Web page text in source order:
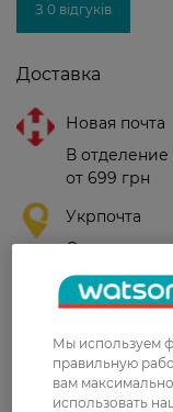
З 0 відгуків
Доставка
Новая почта
В
от 699 грн
Укрпочта
Стоимость
доставка от
Забрать
Стоимость
Мы используем
правильную
вам
использовать